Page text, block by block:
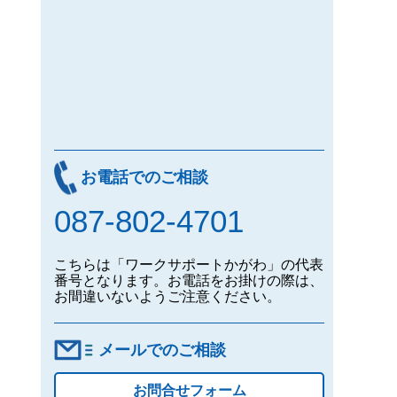
お電話でのご相談
087-802-4701
こちらは「ワークサポートかがわ」の代表
番号となります。お電話をお掛けの際は、
お間違いないようご注意ください。
メールでのご相談
お問合せフォーム